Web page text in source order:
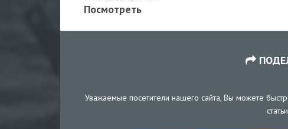
Посмотреть
Уважаемые посетители нашего сайта, Вы можете